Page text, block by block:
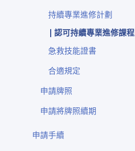
持續專業進修計劃
認可持續專業進修課程
急救技能證書
合適規定
申請牌照
申請將牌照續期
申請手續